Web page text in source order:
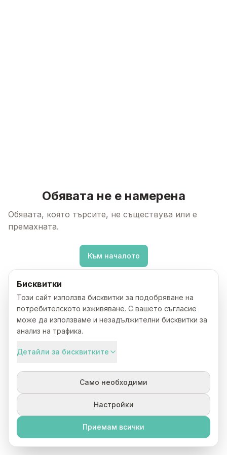
Обявата не е намерена
Обявата, която търсите, не съществува или е
премахната.
Към началото
Бисквитки
Този сайт използва бисквитки за подобряване на
потребителското изживяване. С вашето съгласие
може да използваме и незадължителни бисквитки за
анализ на трафика.
Детайли за бисквитките
Само необходими
Настройки
Приемам всички